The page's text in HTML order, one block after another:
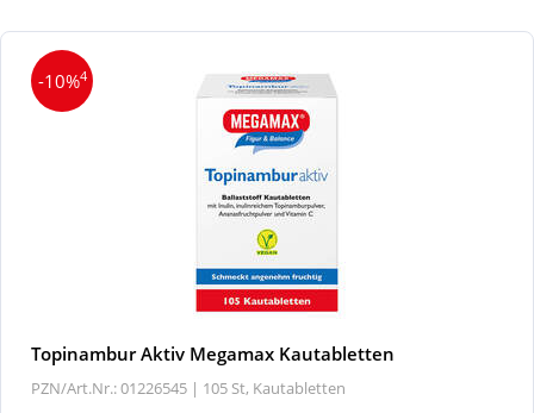
-10%4
Topinambur Aktiv Megamax Kautabletten
PZN/Art.Nr.: 01226545 | 105 St, Kautabletten